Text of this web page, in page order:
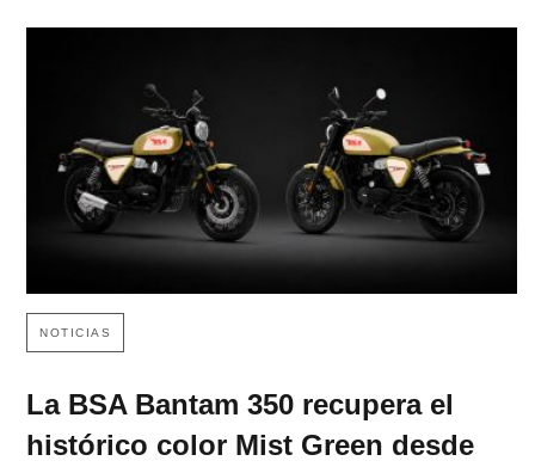
NOTICIAS
La BSA Bantam 350 recupera el
histórico color Mist Green desde